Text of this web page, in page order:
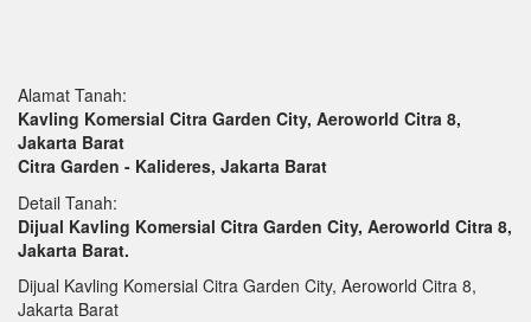
Alamat Tanah:
Kavling Komersial Citra Garden City, Aeroworld Citra 8,
Jakarta Barat
Citra Garden - Kalideres, Jakarta Barat
Detail Tanah:
Dijual Kavling Komersial Citra Garden City, Aeroworld Citra 8,
Jakarta Barat.
Dijual Kavling Komersial Citra Garden City, Aeroworld Citra 8,
Jakarta Barat